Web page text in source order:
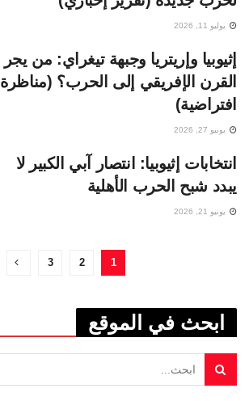
يوليو 11, 2026
إثيوبيا وإريتريا وجبهة تيغراي: من يجر
القرن الإفريقي إلى الحرب؟ (مناظرة
افتراضية)
يونيو 27, 2026
انتخابات إثيوبيا: انتصار آبي الكبير لا
يبدد شبح الحرب الأهلية
يونيو 21, 2026
1
2
3
ابحث في الموقع